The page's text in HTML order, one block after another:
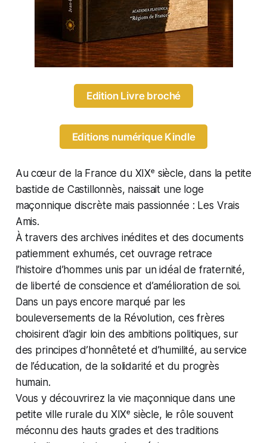
Edition Livre broché
Editions numérique Kindle
Au cœur de la France du XIXᵉ siècle, dans la petite
bastide de Castillonnès, naissait une loge
maçonnique discrète mais passionnée : Les Vrais
Amis.
À travers des archives inédites et des documents
patiemment exhumés, cet ouvrage retrace
l’histoire d’hommes unis par un idéal de fraternité,
de liberté de conscience et d’amélioration de soi.
Dans un pays encore marqué par les
bouleversements de la Révolution, ces frères
choisirent d’agir loin des ambitions politiques, sur
des principes d’honnêteté et d’humilité, au service
de l’éducation, de la solidarité et du progrès
humain.
Vous y découvrirez la vie maçonnique dans une
petite ville rurale du XIXᵉ siècle, le rôle souvent
méconnu des hauts grades et des traditions